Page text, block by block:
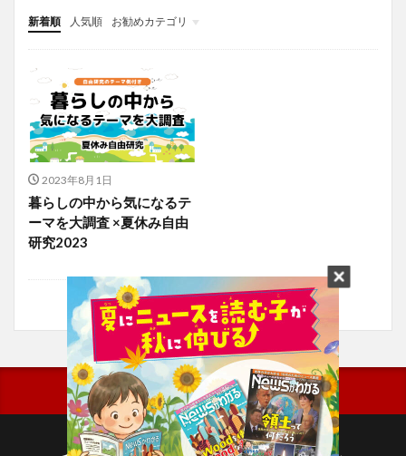
新着順 人気順
お勧めカテゴリ
投稿
学び
マンガ
電子書籍
2023年8月1日
暮らしの中から気になるテ
ーマを大調査 ×夏休み自由
研究2023